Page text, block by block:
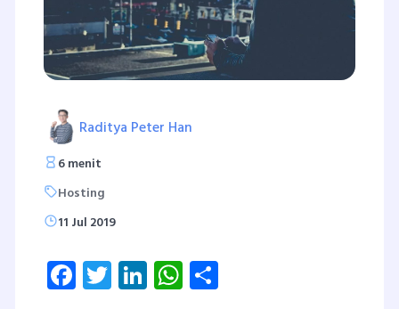
Raditya Peter Han
6 menit
Hosting
11 Jul 2019
Facebook
Twitter
LinkedInWhatsApp